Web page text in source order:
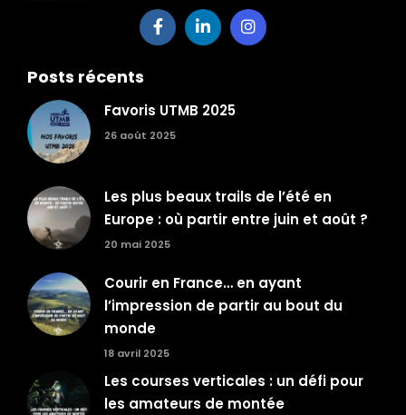
Posts récents
Favoris UTMB 2025
26 août 2025
Les plus beaux trails de l’été en
Europe : où partir entre juin et août ?
20 mai 2025
Courir en France… en ayant
l’impression de partir au bout du
monde
18 avril 2025
Les courses verticales : un défi pour
les amateurs de montée